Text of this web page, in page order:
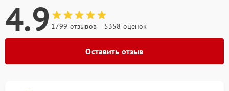
4.9 1799 отзывов 5358 оценок
Оставить отзыв